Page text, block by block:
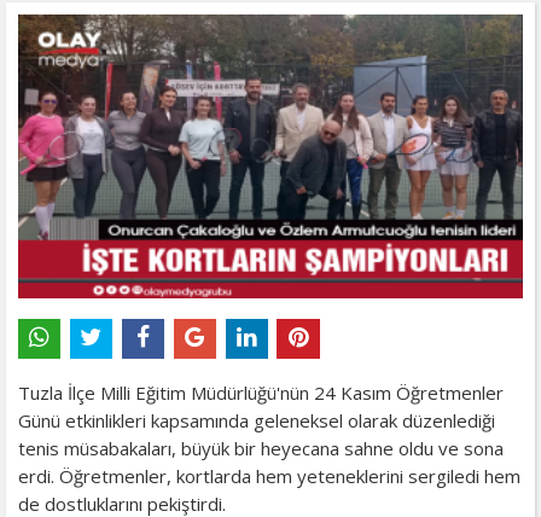
Tuzla İlçe Milli Eğitim Müdürlüğü'nün 24 Kasım Öğretmenler
Günü etkinlikleri kapsamında geleneksel olarak düzenlediği
tenis müsabakaları, büyük bir heyecana sahne oldu ve sona
erdi. Öğretmenler, kortlarda hem yeteneklerini sergiledi hem
de dostluklarını pekiştirdi.